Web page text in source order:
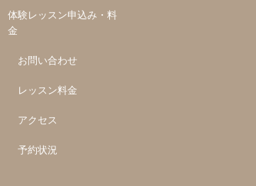
体験レッスン申込み・料
金
お問い合わせ
レッスン料金
アクセス
予約状況